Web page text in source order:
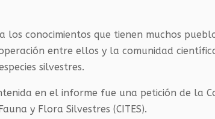
los conocimientos que tienen muchos
entre ellos y la comunidad
silvestres.
en el informe fue una petición de la
y Flora Silvestres (CITES).